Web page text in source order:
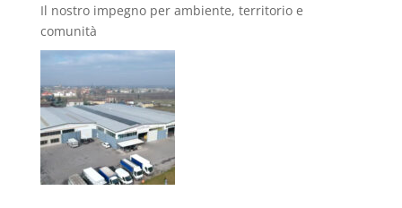
Il nostro impegno per ambiente, territorio e
comunità